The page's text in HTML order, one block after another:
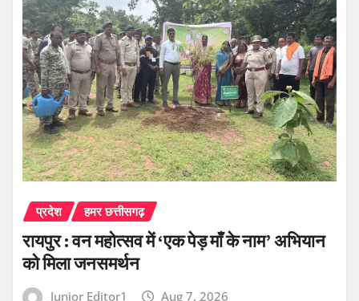
प्रदेश हमर छत्तीसगढ़
रायपुर : वन महोत्सव में ‘एक पेड़ माँ के नाम’ अभियान
को मिला जनसमर्थन
Junior Editor1 Aug 7, 2026